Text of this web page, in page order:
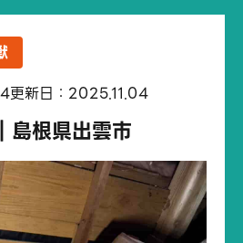
更新日：2025.11.04
島根県出雲市